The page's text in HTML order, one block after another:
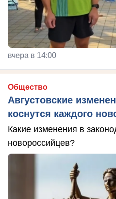
вчера в 14:00
Общество
Августовские
коснутся каждого
Какие изменения в
новороссийцев?